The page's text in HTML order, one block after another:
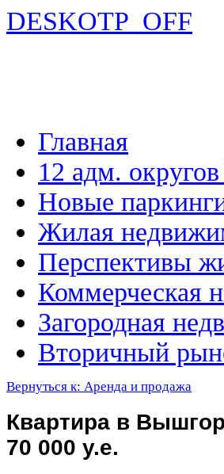
DESKOTP_OFF
Главная
12 адм.
Новые
Жилая
Перспективы
Коммерческая
Загородная
Вторичный
Вернуться к: Аренда и продажа
Квартира в
70 000 у.е.